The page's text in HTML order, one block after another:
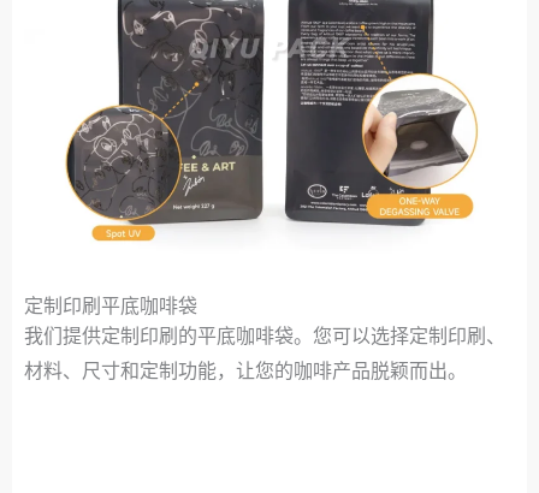
定制印刷平底咖啡袋
我们提供定制印刷的平底咖啡袋。您可以选择定制印刷、
材料、尺寸和定制功能，让您的咖啡产品脱颖而出。